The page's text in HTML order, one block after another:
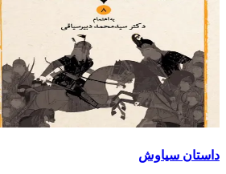
داستان سیاوش